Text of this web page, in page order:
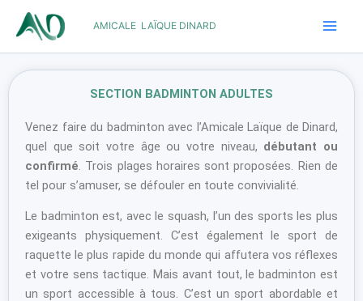
AMICALE LAÏQUE DINARD
SECTION BADMINTON ADULTES
Venez faire du badminton avec l’Amicale Laïque de Dinard,
quel que soit votre âge ou votre niveau, débutant ou
confirmé. Trois plages horaires sont proposées. Rien de
tel pour s’amuser, se défouler en toute convivialité.
Le badminton est, avec le squash, l’un des sports les plus
exigeants physiquement. C’est également le sport de
raquette le plus rapide du monde qui affutera vos réflexes
et votre sens tactique. Mais avant tout, le badminton est
un sport accessible à tous. C’est un sport abordable et